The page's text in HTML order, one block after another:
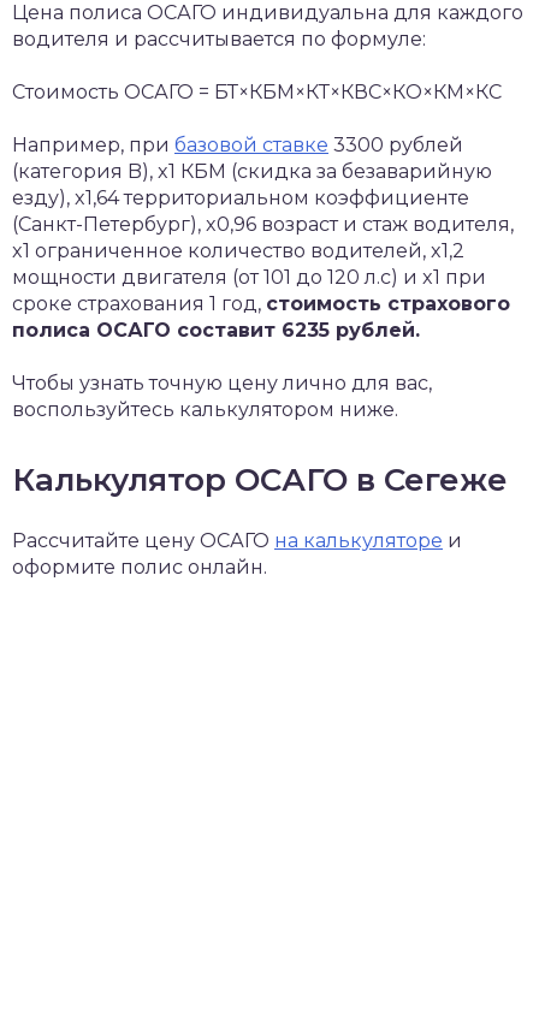
Цена полиса ОСАГО индивидуальна для каждого
водителя и рассчитывается по формуле:
Стоимость ОСАГО = БТ×КБМ×КТ×КВС×КО×КМ×КС
Например, при базовой ставке 3300 рублей
(категория B), x1 КБМ (скидка за безаварийную
езду), x1,64 территориальном коэффициенте
(Санкт-Петербург), x0,96 возраст и стаж водителя,
x1 ограниченное количество водителей, x1,2
мощности двигателя (от 101 до 120 л.с) и x1 при
сроке страхования 1 год, стоимость страхового
полиса ОСАГО составит 6235 рублей.
Чтобы узнать точную цену лично для вас,
воспользуйтесь калькулятором ниже.
Калькулятор ОСАГО в Сегеже
Рассчитайте цену ОСАГО на калькуляторе и
оформите полис онлайн.